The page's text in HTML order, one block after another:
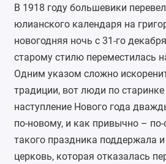
В 1918 году большевики
юлианского календаря на
новогодняя ночь с 31-го
старому стилю переместилась
Одним указом сложно
традиции, вот люди по
наступление Нового года
по-новому, и как привычно –
такого праздника поддержала
церковь, которая отказалась